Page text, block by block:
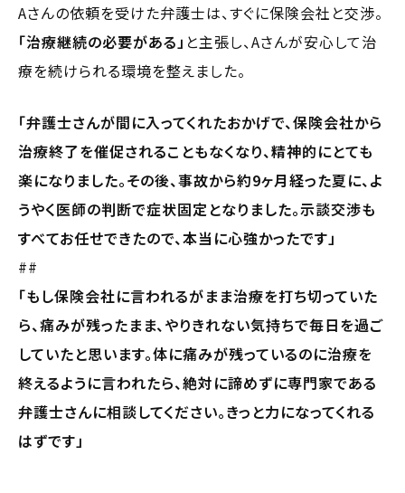
Aさんの依頼を受けた弁護士は、すぐに保険会社と交渉。
「治療継続の必要がある」 と主張し、Aさんが安心して治
療を続けられる環境を整えました。
「弁護士さんが間に入ってくれたおかげで、保険会社から
治療終了を催促されることもなくなり、精神的にとても
楽になりました。その後、事故から約9ヶ月経った夏に、よ
うやく医師の判断で症状固定となりました。示談交渉も
すべてお任せできたので、本当に心強かったです」
##
「もし保険会社に言われるがまま治療を打ち切っていた
ら、痛みが残ったまま、やりきれない気持ちで毎日を過ご
していたと思います。体に痛みが残っているのに治療を
終えるように言われたら、絶対に諦めずに専門家である
弁護士さんに相談してください。きっと力になってくれる
はずです」